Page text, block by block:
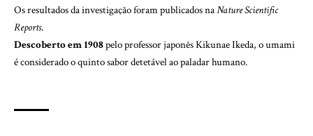
Os resultados da investigação foram publicados naNature Scientific
Reports.
Descoberto em 1908pelo professor japonês Kikunae Ikeda, o umami
é considerado o quinto sabor detetável ao paladar humano.